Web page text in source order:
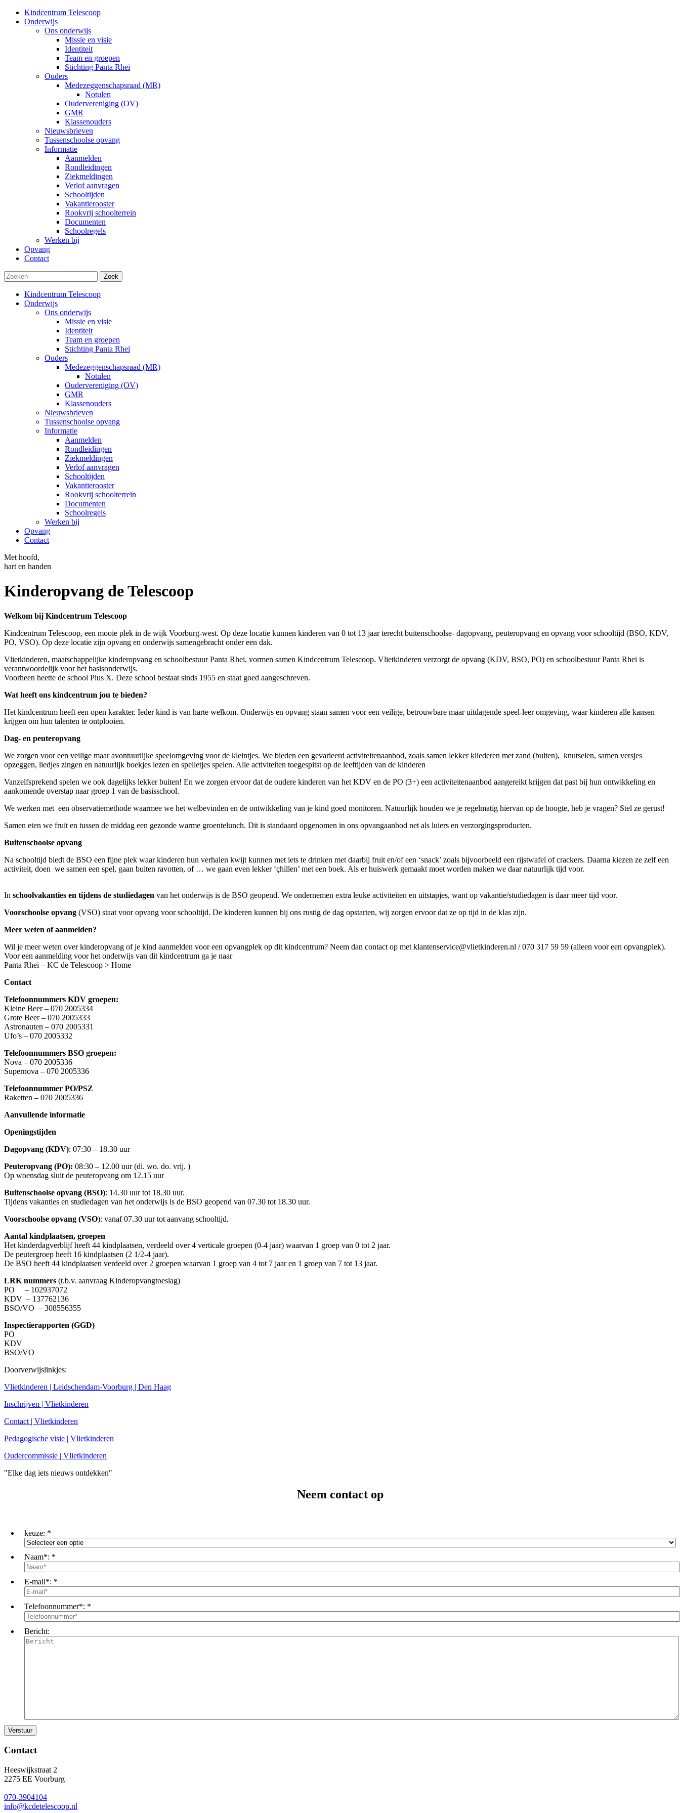
Kindcentrum Telescoop
Onderwijs
Ons onderwijs
Missie en visie
Identiteit
Team en groepen
Stichting Panta Rhei
Ouders
Medezeggenschapsraad (MR)
Notulen
Oudervereniging (OV)
GMR
Klassenouders
Nieuwsbrieven
Tussenschoolse opvang
Informatie
Aanmelden
Rondleidingen
Ziekmeldingen
Verlof aanvragen
Schooltijden
Vakantierooster
Rookvrij schoolterrein
Documenten
Schoolregels
Werken bij
Opvang
Contact
Zoek
Kindcentrum Telescoop
Onderwijs
Ons onderwijs
Missie en visie
Identiteit
Team en groepen
Stichting Panta Rhei
Ouders
Medezeggenschapsraad (MR)
Notulen
Oudervereniging (OV)
GMR
Klassenouders
Nieuwsbrieven
Tussenschoolse opvang
Informatie
Aanmelden
Rondleidingen
Ziekmeldingen
Verlof aanvragen
Schooltijden
Vakantierooster
Rookvrij schoolterrein
Documenten
Schoolregels
Werken bij
Opvang
Contact
Met hoofd,
hart en handen
Kinderopvang de Telescoop
Welkom bij Kindcentrum Telescoop
Kindcentrum Telescoop, een mooie plek in de wijk Voorburg-west. Op deze locatie kunnen kinderen van 0 tot 13 jaar terecht buitenschoolse- dagopvang, peuteropvang en opvang voor schooltijd (BSO, KDV,
PO, VSO). Op deze locatie zijn opvang en onderwijs samengebracht onder een dak.
Vlietkinderen, maatschappelijke kinderopvang en schoolbestuur Panta Rhei, vormen samen Kindcentrum Telescoop. Vlietkinderen verzorgt de opvang (KDV, BSO, PO) en schoolbestuur Panta Rhei is
verantwoordelijk voor het basisonderwijs.
Voorheen heette de school Pius X. Deze school bestaat sinds 1955 en staat goed aangeschreven.
Wat heeft ons kindcentrum jou te bieden?
Het kindcentrum heeft een open karakter. Ieder kind is van harte welkom. Onderwijs en opvang staan samen voor een veilige, betrouwbare maar uitdagende speel-leer omgeving, waar kinderen alle kansen
krijgen om hun talenten te ontplooien.
Dag- en peuteropvang
We zorgen voor een veilige maar avontuurlijke speelomgeving voor de kleintjes. We bieden een gevarieerd activiteitenaanbod, zoals samen lekker kliederen met zand (buiten), knutselen, samen versjes
opzeggen, liedjes zingen en natuurlijk boekjes lezen en spelletjes spelen. Alle activiteiten toegespitst op de leeftijden van de kinderen
Vanzelfsprekend spelen we ook dagelijks lekker buiten! En we zorgen ervoor dat de oudere kinderen van het KDV en de PO (3+) een activiteitenaanbod aangereikt krijgen dat past bij hun ontwikkeling en
aankomende overstap naar groep 1 van de basisschool.
We werken met een observatiemethode waarmee we het welbevinden en de ontwikkeling van je kind goed monitoren. Natuurlijk houden we je regelmatig hiervan op de hoogte, heb je vragen? Stel ze gerust!
Samen eten we fruit en tussen de middag een gezonde warme groentelunch. Dit is standaard opgenomen in ons opvangaanbod net als luiers en verzorgingsproducten.
Buitenschoolse opvang
Na schooltijd biedt de BSO een fijne plek waar kinderen hun verhalen kwijt kunnen met iets te drinken met daarbij fruit en/of een ‘snack’ zoals bijvoorbeeld een rijstwafel of crackers. Daarna kiezen ze zelf een
activiteit, doen we samen een spel, gaan buiten ravotten, of … we gaan even lekker ‘çhillen’ met een boek. Als er huiswerk gemaakt moet worden maken we daar natuurlijk tijd voor.
In schoolvakanties en tijdens de studiedagen van het onderwijs is de BSO geopend. We ondernemen extra leuke activiteiten en uitstapjes, want op vakantie/studiedagen is daar meer tijd voor.
Voorschoolse opvang (VSO) staat voor opvang voor schooltijd. De kinderen kunnen bij ons rustig de dag opstarten, wij zorgen ervoor dat ze op tijd in de klas zijn.
Meer weten of aanmelden?
Wil je meer weten over kinderopvang of je kind aanmelden voor een opvangplek op dit kindcentrum? Neem dan contact op met klantenservice@vlietkinderen.nl / 070 317 59 59 (alleen voor een opvangplek).
Voor een aanmelding voor het onderwijs van dit kindcentrum ga je naar
Panta Rhei – KC de Telescoop > Home
Contact
Telefoonnummers KDV groepen:
Kleine Beer – 070 2005334
Grote Beer – 070 2005333
Astronauten – 070 2005331
Ufo’s – 070 2005332
Telefoonnummers BSO groepen:
Nova – 070 2005336
Supernova – 070 2005336
Telefoonnummer PO/PSZ
Raketten – 070 2005336
Aanvullende informatie
Openingstijden
Dagopvang (KDV): 07:30 – 18.30 uur
Peuteropvang (PO): 08:30 – 12.00 uur (di. wo. do. vrij. )
Op woensdag sluit de peuteropvang om 12.15 uur
Buitenschoolse opvang (BSO): 14.30 uur tot 18.30 uur.
Tijdens vakanties en studiedagen van het onderwijs is de BSO geopend van 07.30 tot 18.30 uur.
Voorschoolse opvang (VSO): vanaf 07.30 uur tot aanvang schooltijd.
Aantal kindplaatsen, groepen
Het kinderdagverblijf heeft 44 kindplaatsen, verdeeld over 4 verticale groepen (0-4 jaar) waarvan 1 groep van 0 tot 2 jaar.
De peutergroep heeft 16 kindplaatsen (2 1/2-4 jaar).
De BSO heeft 44 kindplaatsen verdeeld over 2 groepen waarvan 1 groep van 4 tot 7 jaar en 1 groep van 7 tot 13 jaar.
LRK nummers (t.b.v. aanvraag Kinderopvangtoeslag)
PO – 102937072
KDV – 137762136
BSO/VO – 308556355
Inspectierapporten (GGD)
PO
KDV
BSO/VO
Doorverwijslinkjes:
Vlietkinderen | Leidschendam-Voorburg | Den Haag
Inschrijven | Vlietkinderen
Contact | Vlietkinderen
Pedagogische visie | Vlietkinderen
Oudercommissie | Vlietkinderen
"Elke dag iets nieuws ontdekken"
Neem contact op
keuze: *
Naam*: *
E-mail*: *
Telefoonnummer*: *
Bericht:
Contact
Heeswijkstraat 2
2275 EE Voorburg
070-3904104
info@kcdetelescoop.nl